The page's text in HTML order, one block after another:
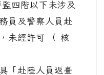
四階以下未涉及
員及警察人員赴
未經許可 （ 核
「赴陸人員返臺